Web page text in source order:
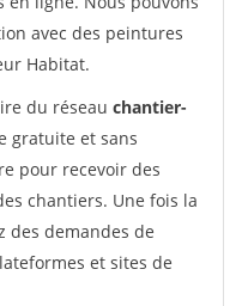
avec des peintures
Habitat.
du réseau chantier-
gratuite et sans
pour recevoir des
chantiers. Une fois la
des demandes de
et sites de